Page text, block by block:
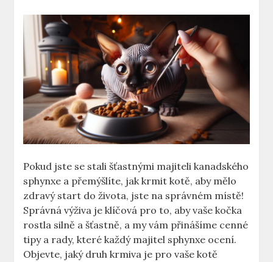
Pokud jste se stali šťastnými majiteli kanadského
sphynxe a přemýšlíte, jak krmit kotě, aby mělo
zdravý start do života, jste na správném místě!
Správná výživa je klíčová pro to, aby vaše kočka
rostla silně a šťastně, a my vám přinášíme cenné
tipy a rady, které každý majitel sphynxe ocení.
Objevte, jaký druh krmiva je pro vaše kotě